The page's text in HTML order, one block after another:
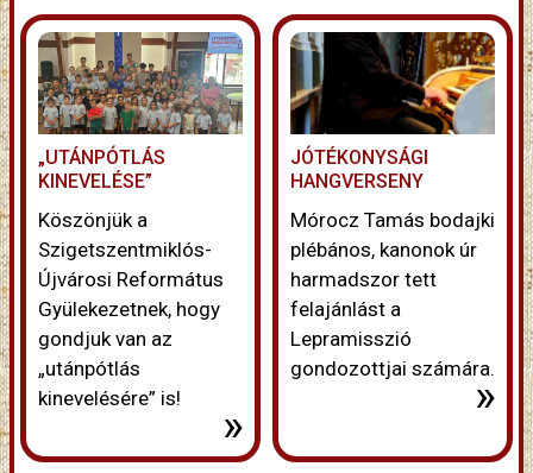
„UTÁNPÓTLÁS
KINEVELÉSE”
Köszönjük a
Szigetszentmiklós-
Újvárosi Református
Gyülekezetnek, hogy
gondjuk van az
„utánpótlás
kinevelésére” is!
»
JÓTÉKONYSÁGI
HANGVERSENY
Mórocz Tamás bodajki
plébános, kanonok úr
harmadszor tett
felajánlást a
Lepramisszió
gondozottjai számára.
»